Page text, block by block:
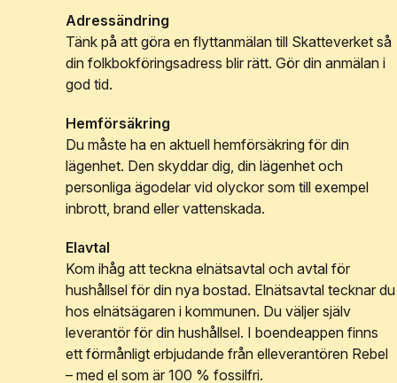
Adressändring
Tänk på att göra en flyttanmälan till Skatteverket så
din folkbokföringsadress blir rätt. Gör din anmälan i
god tid.
Hemförsäkring
Du måste ha en aktuell hemförsäkring för din
lägenhet. Den skyddar dig, din lägenhet och
personliga ägodelar vid olyckor som till exempel
inbrott, brand eller vattenskada.
Elavtal
Kom ihåg att teckna elnätsavtal och avtal för
hushållsel för din nya bostad. Elnätsavtal tecknar du
hos elnätsägaren i kommunen. Du väljer själv
leverantör för din hushållsel. I boendeappen finns
ett förmånligt erbjudande från elleverantören Rebel
– med el som är 100 % fossilfri.